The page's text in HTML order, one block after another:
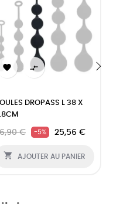
 
DROPASS L 38 X
€ -5% 25,56 €
 AJOUTER AU PANIER